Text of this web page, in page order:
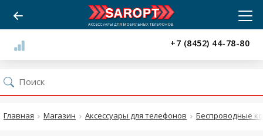
+7 (8452) 44-78-80
Главная Магазин Аксессуары для телефонов Беспроводные